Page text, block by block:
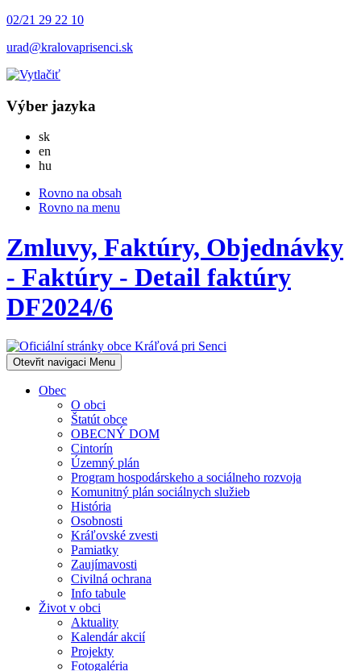
02/21 29 22 10
urad@kralovaprisenci.sk
Výber jazyka
skSlovensky
en
hu
Rovno na obsah
Rovno na menu
Zmluvy, Faktúry, Objednávky
- Faktúry - Detail faktúry
DF2024/6
Otevřit navigaci Menu
Obec
O obci
Štatút obce
OBECNÝ DOM
Cintorín
Územný plán
Program hospodárskeho a sociálneho rozvoja
Komunitný plán sociálnych služieb
História
Osobnosti
Kráľovské zvesti
Pamiatky
Zaujímavosti
Civilná ochrana
Info tabule
Život v obci
Aktuality
Kalendár akcií
Projekty
Fotogaléria